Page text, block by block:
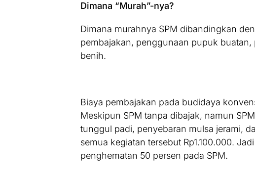
Dimana “Murah”-nya?
Dimana murahnya SPM dibandingkan
pembajakan, penggunaan pupuk
benih.
Biaya pembajakan pada budidaya
Meskipun SPM tanpa dibajak, namun
tunggul padi, penyebaran mulsa jerami,
semua kegiatan tersebut Rp1.100.000.
penghematan 50 persen pada SPM.